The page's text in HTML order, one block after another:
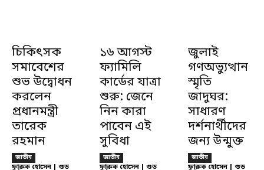
চিকিৎসক
সমাবেশের
শুভ উদ্বোধন
করলেন
প্রধানমন্ত্রী
তারেক
রহমান
জাতীয়
ফারুক হোসেন | গুড
১৬ আগস্ট
ফ্যামিলি
কার্ডের যাত্রা
শুরু: জেনে
নিন কারা
পাবেন এই
সুবিধা
জাতীয়
ফারুক হোসেন | গুড
জুলাই
গণঅভ্যুত্থান
স্মৃতি
জাদুঘর:
সাধারণ
দর্শনার্থীদের
জন্য উন্মুক্ত
জাতীয়
ফারুক হোসেন | গুড